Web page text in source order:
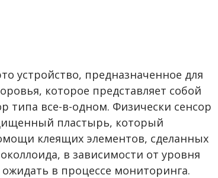
устройство, предназначенное для
которое представляет собой
типа все-в-одном. Физически сенсор
пластырь, который
клеящих элементов, сделанных
в зависимости от уровня
в процессе мониторинга.